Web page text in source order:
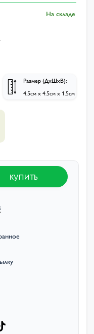
На складе
Размер (ДхШхВ):
4.5см х 4.5см х 1.5см
КУПИТЬ